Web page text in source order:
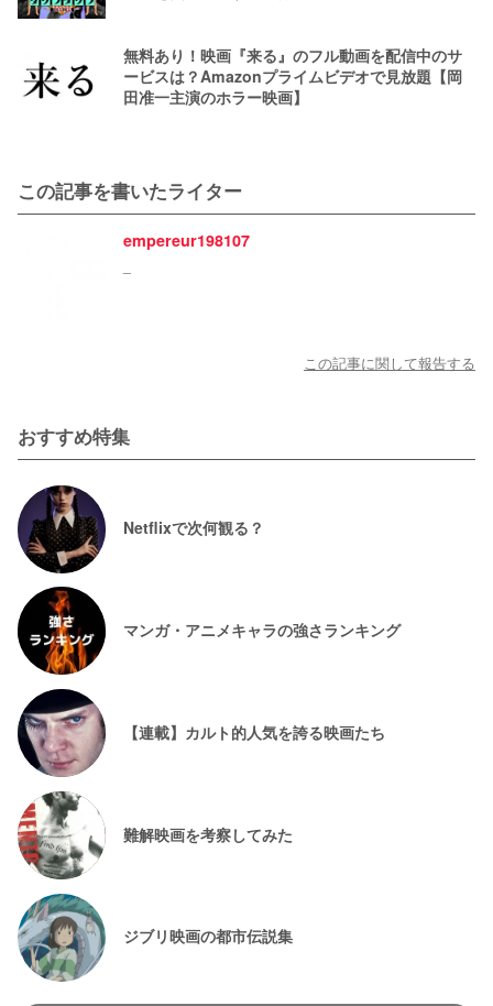
無料あり！映画『来る』のフル動画を配信中のサ
ービスは？Amazonプライムビデオで見放題【岡
田准一主演のホラー映画】
この記事を書いたライター
empereur198107
この記事に関して報告する
おすすめ特集
Netflixで次何観る？
マンガ・アニメキャラの強さランキング
【連載】カルト的人気を誇る映画たち
難解映画を考察してみた
ジブリ映画の都市伝説集